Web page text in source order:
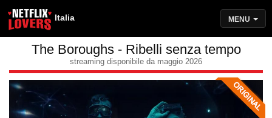
Italia MENU
The Boroughs - Ribelli senza tempo
streaming disponibile da maggio 2026